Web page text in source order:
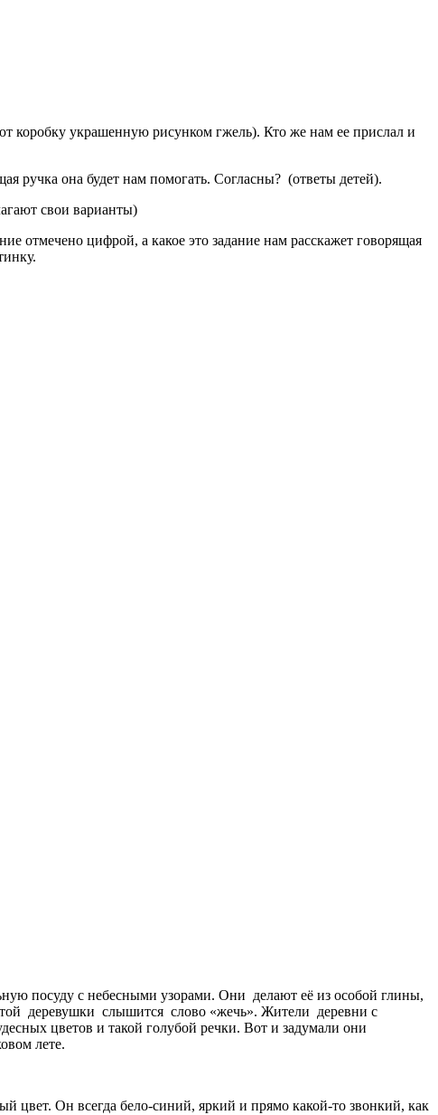
коробку украшенную рисунком гжель). Кто же нам ее прислал и
ручка она будет нам помогать. Согласны? (ответы детей).
свои варианты)
отмечено цифрой, а какое это задание нам расскажет говорящая
посуду с небесными узорами. Они делают её из особой глины,
деревушки слышится слово «жечь». Жители деревни с
цветов и такой голубой речки. Вот и задумали они
лете.
цвет. Он всегда бело-синий, яркий и прямо какой-то звонкий, как